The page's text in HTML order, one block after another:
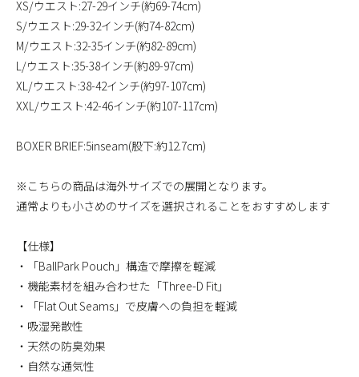
XS/ウエスト:27-29インチ(約69-74cm)
S/ウエスト:29-32インチ(約74-82cm)
M/ウエスト:32-35インチ(約82-89cm)
L/ウエスト:35-38インチ(約89-97cm)
XL/ウエスト:38-42インチ(約97-107cm)
XXL/ウエスト:42-46インチ(約107-117cm)
BOXER BRIEF:5inseam(股下:約12.7cm)
※こちらの商品は海外サイズでの展開となります。
通常よりも小さめのサイズを選択されることをおすすめします
【仕様】
・「BallPark Pouch」構造で摩擦を軽減
・機能素材を組み合わせた「Three-D Fit」
・「Flat Out Seams」で皮膚への負担を軽減
・吸湿発散性
・天然の防臭効果
・自然な通気性